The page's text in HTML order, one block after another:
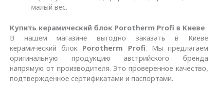
малый вес.
Купить керамический блок Porotherm Profi в Киеве
В нашем магазине выгодно заказать в Киеве
керамический блок Porotherm Profi. Мы предлагаем
оригинальную продукцию австрийского бренда
напрямую от производителя. Это проверенное качество,
подтвержденное сертификатами и паспортами.